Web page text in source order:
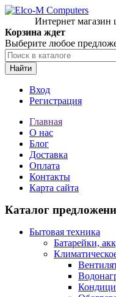
Интернет
Корзина ждет
Выберите любое
Найти
Вход
Регистрация
Главная
О нас
Блог
Доставка
Оплата
Контакты
Карта сайта
Каталог
Бытовая техника
Батарейки,